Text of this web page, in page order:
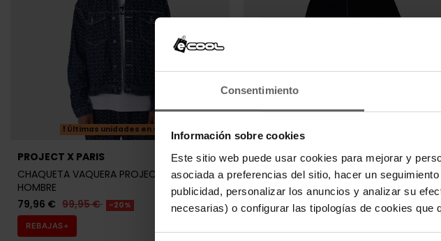
Consentimiento
Información sobre cookies
Este sitio web puede usar cookies para mejorar y
asociada a preferencias del sitio, hacer un
publicidad, personalizar los anuncios y analizar su
necesarias) o configurar las tipologías de cookies que
Últimas unidades en stock
PROJECT X PARIS
CHAQUETA VAQUERA PROJECT X PARIS
HOMBRE
79,96 € 99,95 € -20%
REBAJAS+
ARMANI EXCHANGE
CHAQUETA ARMANI EXCHANGE NEGRA
HOMBRE
116,00 € 145,00 € -20%